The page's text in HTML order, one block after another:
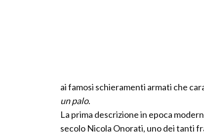
ai famosi schieramenti armati che
un palo.
La prima descrizione in epoca
secolo Nicola Onorati, uno dei tanti